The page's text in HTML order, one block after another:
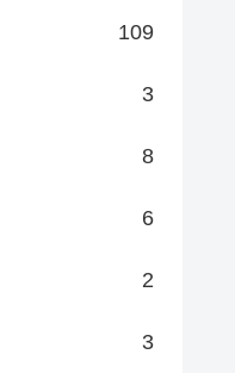
109
3
8
6
2
3